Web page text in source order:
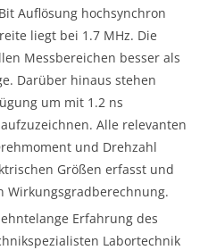
Auflösung hochsynchron
liegt bei 1.7 MHz. Die
Messbereichen besser als
Darüber hinaus stehen
um mit 1.2 ns
Alle relevanten
und Drehzahl
Größen erfasst und
Wirkungsgradberechnung.
Erfahrung des
Labortechnik